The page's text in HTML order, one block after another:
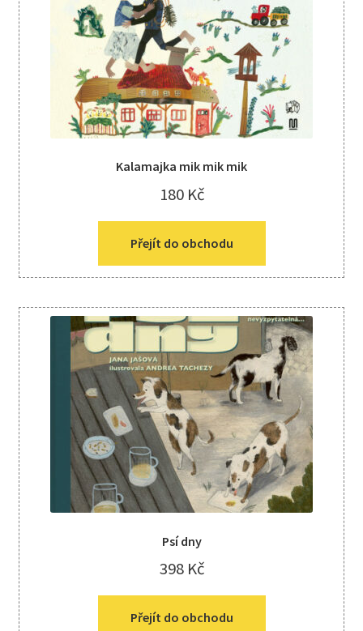
Kalamajka mik mik mik
180 Kč
Přejít do obchodu
Psí dny
398 Kč
Přejít do obchodu